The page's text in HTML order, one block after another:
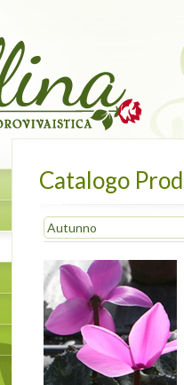
Catalogo
Autunno